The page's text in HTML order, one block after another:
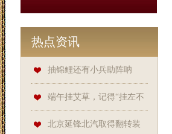
热点资讯
抽锦鲤还有小兵助阵呐
喊？整活直播拿到第一？率土
你真搞了波大的_虎符_玩家_游
端午挂艾草，记得“挂左不
挂右”，如何区分左右？千万别
北京延锋北汽取得翻转装